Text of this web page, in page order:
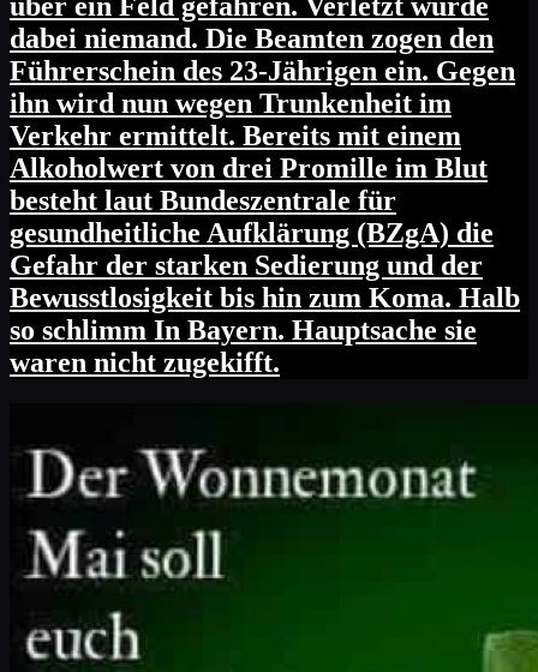
dabei niemand. Die Beamten zogen den
Führerschein des 23-Jährigen ein. Gegen
ihn wird nun wegen Trunkenheit im
Verkehr ermittelt. Bereits mit einem
Alkoholwert von drei Promille im Blut
besteht laut Bundeszentrale für
gesundheitliche Aufklärung (BZgA) die
Gefahr der starken Sedierung und der
Bewusstlosigkeit bis hin zum Koma. Halb
so schlimm In Bayern. Hauptsache sie
waren nicht zugekifft.